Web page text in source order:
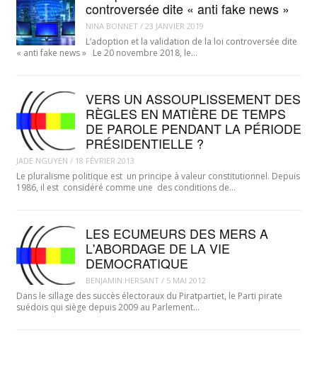
controversée dite « anti fake news »
NINA BONNET / 23 JANVIER 2019
L’adoption et la validation de la loi controversée dite
« anti fake news » Le 20 novembre 2018, le…
VERS UN ASSOUPLISSEMENT DES
RÈGLES EN MATIÈRE DE TEMPS
DE PAROLE PENDANT LA PÉRIODE
PRÉSIDENTIELLE ?
JADE NGUYEN / 18 FÉVRIER 2013
Le pluralisme politique est un principe à valeur constitutionnel. Depuis
1986, il est considéré comme une des conditions de…
LES ECUMEURS DES MERS A
L'ABORDAGE DE LA VIE
DEMOCRATIQUE
BENJAMIN.HERSANT / 5 MAI 2012
Dans le sillage des succès électoraux du Piratpartiet, le Parti pirate
suédois qui siège depuis 2009 au Parlement…